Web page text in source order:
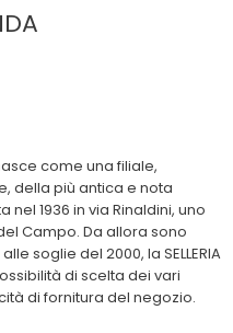
come una filiale,
della più antica e nota
nel 1936 in via Rinaldini, uno
Campo. Da allora sono
soglie del 2000, la SELLERIA
di scelta dei vari
di fornitura del negozio.